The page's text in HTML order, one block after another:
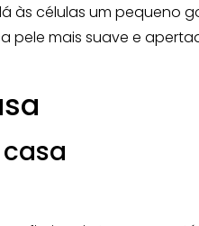
às células um pequeno
pele mais suave e